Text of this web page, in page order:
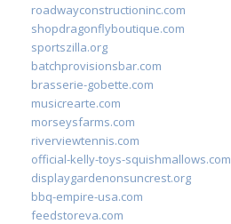
roadwayconstructioninc.com
shopdragonflyboutique.com
sportszilla.org
batchprovisionsbar.com
brasserie-gobette.com
musicrearte.com
morseysfarms.com
riverviewtennis.com
official-kelly-toys-squishmallows.com
displaygardenonsuncrest.org
bbq-empire-usa.com
feedstoreva.com